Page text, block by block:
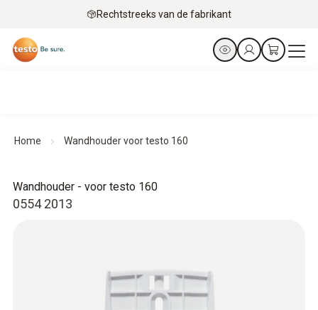
Rechtstreeks van de fabrikant
Home Wandhouder voor testo 160
0554 2013
Wandhouder - voor testo 160